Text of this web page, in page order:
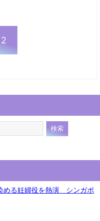
2
める妊婦役を熱演 シンガポ